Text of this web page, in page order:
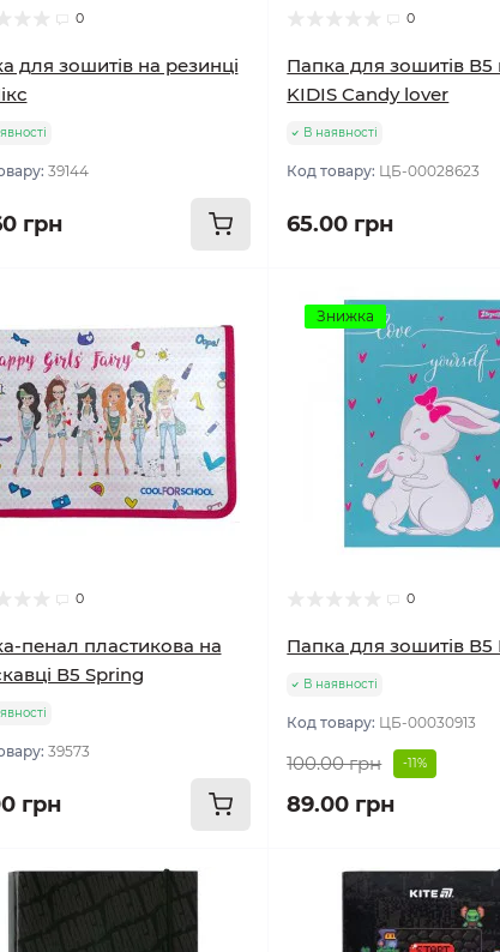
0
для зошитів на резинці
39144
грн
0
Папка для зошитів В5
KIDIS Candy lover
В наявності
Код товару: ЦБ-00028623
65.00 грн
0
пенал пластикова на
В5 Spring
39573
грн
Знижка
0
Папка для зошитів В5
В наявності
Код товару: ЦБ-00030913
100.00 грн -11%
89.00 грн